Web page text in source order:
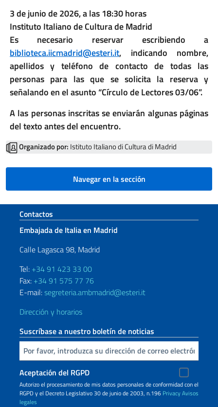
3 de junio de 2026, a las 18:30 horas
Instituto Italiano de Cultura de Madrid
Es necesario reservar escribiendo a
biblioteca.iicmadrid@esteri.it, indicando nombre,
apellidos y teléfono de contacto de todas las
personas para las que se solicita la reserva y
señalando en el asunto “Círculo de Lectores 03/06”.
A las personas inscritas se enviarán algunas páginas
del texto antes del encuentro.
Organizado por: Istituto Italiano di Cultura di Madrid
Navegar en la sección
Sezione footer
Contactos
Embajada de Italia en Madrid
Calle Lagasca 98, Madrid
Tel: +34 91 423 33 00
Fax: +34 91 575 77 76
E-mail:segreteria.ambmadrid@esteri.it
Dirección y horarios
Suscríbase a nuestro boletín de noticias
Inserta tu correo electronico
Aceptación del RGPD
Autorizo ​​el procesamiento de mis datos personales de conformidad con el
RGPD y el Decreto Legislativo 30 de junio de 2003, n.196 PrivacyAvisos
legales